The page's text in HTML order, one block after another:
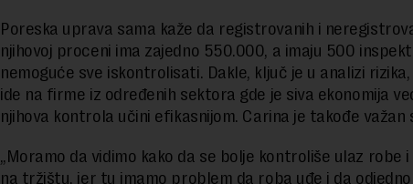
Poreska uprava sama kaže da registrovanih i
njihovoj proceni ima zajedno 550.000, a imaju 500
nemoguće sve iskontrolisati. Dakle, ključ je u analizi
ide na firme iz određenih sektora gde je siva ekonomija
njihova kontrola učini efikasnijom. Carina je takođe važan
„Moramo da vidimo kako da se bolje kontroliše ulaz robe
na tržištu, jer tu imamo problem da roba uđe i da